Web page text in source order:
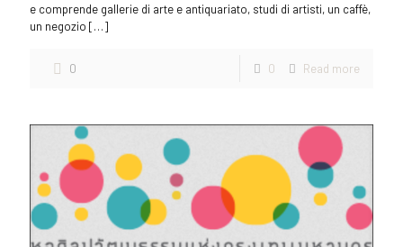
e comprende gallerie di arte e antiquariato, studi di artisti, un caffè,
un negozio […]
0 0 Read more